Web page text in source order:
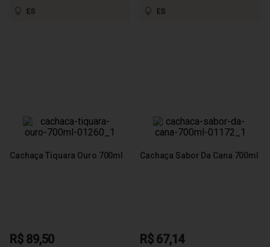
ES ES
Cachaça Tiquara Ouro 700ml
R$ 89,50
Cachaça Sabor Da Cana 700ml
R$ 67,14